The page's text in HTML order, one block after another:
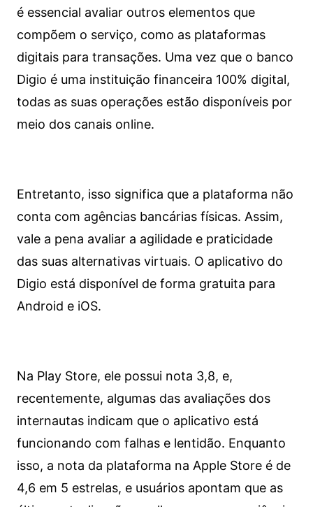
é essencial avaliar outros elementos que
compõem o serviço, como as plataformas
digitais para transações. Uma vez que o banco
Digio é uma instituição financeira 100% digital,
todas as suas operações estão disponíveis por
meio dos canais online.
Entretanto, isso significa que a plataforma não
conta com agências bancárias físicas. Assim,
vale a pena avaliar a agilidade e praticidade
das suas alternativas virtuais. O aplicativo do
Digio está disponível de forma gratuita para
Android e iOS.
Na Play Store, ele possui nota 3,8, e,
recentemente, algumas das avaliações dos
internautas indicam que o aplicativo está
funcionando com falhas e lentidão. Enquanto
isso, a nota da plataforma na Apple Store é de
4,6 em 5 estrelas, e usuários apontam que as